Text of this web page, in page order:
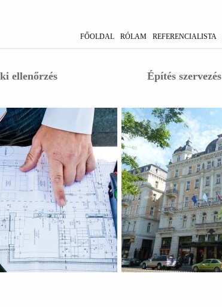
FŐOLDAL RÓLAM REFERENCIALISTA
ellenőrzés Építés szervezés